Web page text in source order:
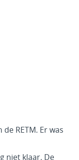
RETM. Er was
niet klaar. De